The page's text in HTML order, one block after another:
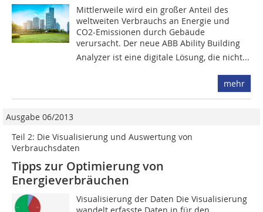
Mittlerweile wird ein großer Anteil des
weltweiten Verbrauchs an Energie und
CO2-Emissionen durch Gebäude
verursacht. Der neue ABB Ability Building
Analyzer ist eine digitale Lösung, die nicht...
mehr
Ausgabe 06/2013
Teil 2: Die Visualisierung und Auswertung von
Verbrauchsdaten
Tipps zur Optimierung von
Energieverbräuchen
Visualisierung der Daten Die Visualisierung